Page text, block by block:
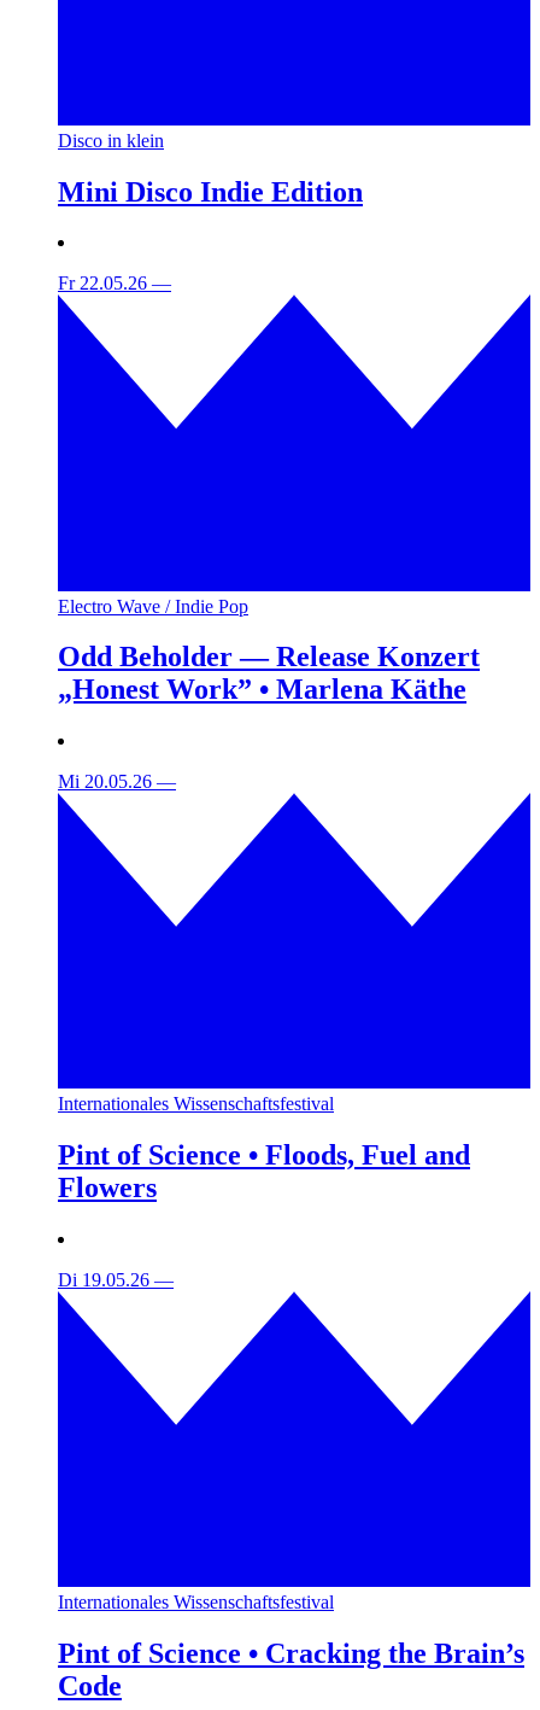
Disco in klein
Mini Disco Indie Edition
Fr 22.05.26 —
Electro Wave / Indie Pop
Odd Beholder — Release Konzert
„Honest Work” • Marlena Käthe
Mi 20.05.26 —
Internationales Wissenschaftsfestival
Pint of Science • Floods, Fuel and
Flowers
Di 19.05.26 —
Internationales Wissenschaftsfestival
Pint of Science • Cracking the Brain’s
Code